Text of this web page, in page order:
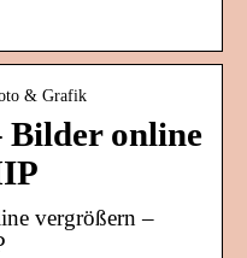
& Grafik
Bilder online
vergrößern –